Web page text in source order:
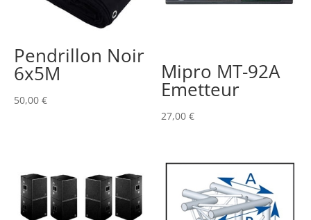
Pendrillon Noir
6x5M
50,00 €
Mipro MT-92A
Emetteur
27,00€